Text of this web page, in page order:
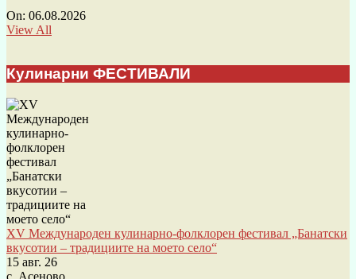
On: 06.08.2026
View All
Кулинарни ФЕСТИВАЛИ
XV Международен кулинарно-фолклорен фестивал „Банатски
вкусотии – традициите на моето село“
15 авг. 26
с. Асеново